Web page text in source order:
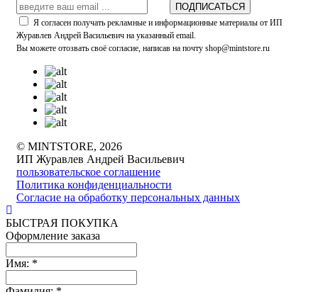
ПОДПИСАТЬСЯ
Я согласен получать рекламные и информационные материалы от ИП
Журавлев Андрей Васильевич на указанный email.
Вы можете отозвать своё согласие, написав на почту shop@mintstore.ru
© MINTSTORE, 2026
ИП Журавлев Андрей Васильевич
пользовательское соглашение
Политика конфиденциальности
Согласие на обработку персональных данных
БЫСТРАЯ ПОКУПКА
Оформление заказа
Имя: *